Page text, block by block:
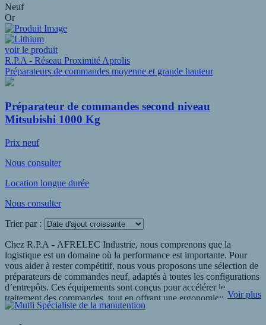
Neuf
Or
voir le produit
R.P.A - Réseau Proximité Aprolis
Préparateurs de commandes moyenne et grande hauteur
Préparateur de commandes second niveau
Mitsubishi 1000 Kg
Prix neuf
Nous consulter
Location longue durée
Nous consulter
Trier par :
Chez R.P.A - AFRELEC Industrie, nous comprenons que la
logistique est un domaine où la performance est importante. Pour
vous aider à rester compétitif, nous vous proposons une sélection de
préparateurs de commandes neuf, adaptés à toutes les configurations
d’entrepôts. Ces équipements sont conçus pour accélérer le
traitement des commandes, tout en offrant une ergonomie optimale
aux opérateurs.
Voir plus